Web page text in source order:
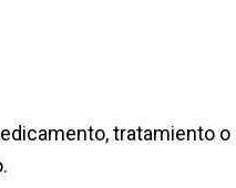
tratamiento o